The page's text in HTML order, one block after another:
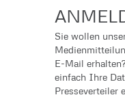
Sie wollen
E-Mail
einfach Ihre
Presseverteiler